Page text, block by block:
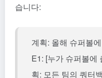
습니다:
계획: 올해 슈퍼볼
E1: [누가 슈퍼볼에
획: 모든 팀의 쿼터